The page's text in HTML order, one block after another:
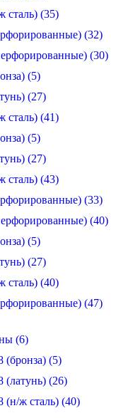
сталь) (35)
(32)
(30)
(5)
(27)
сталь) (41)
(5)
(27)
сталь) (43)
(33)
(40)
(5)
(27)
сталь) (40)
(47)
(6)
(бронза) (5)
(латунь) (26)
(н/ж сталь) (40)